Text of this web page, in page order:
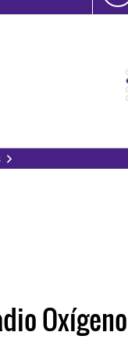
Oxígeno